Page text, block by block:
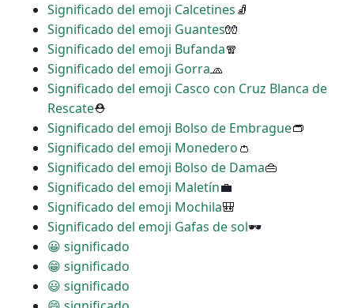
Significado del emoji Calcetines🧦
Significado del emoji Guantes🧤
Significado del emoji Bufanda🧣
Significado del emoji Gorra🧢
Significado del emoji Casco con Cruz Blanca de
Rescate⛑
Significado del emoji Bolso de Embrague👝
Significado del emoji Monedero👛
Significado del emoji Bolso de Dama👜
Significado del emoji Maletín💼
Significado del emoji Mochila🎒
Significado del emoji Gafas de sol🕶
😀 significado
😁 significado
😃 significado